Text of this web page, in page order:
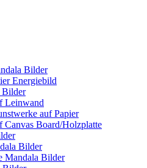
Bilder
Energiebild
Bilder
Leinwand
auf Papier
Canvas Board/Holzplatte
Bilder
Mandala Bilder